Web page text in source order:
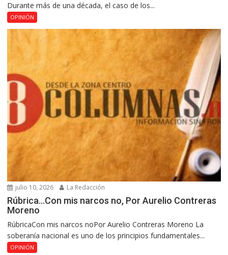
Durante más de una década, el caso de los...
OPINIÓN
julio 10, 2026 La Redacción
Rúbrica…Con mis narcos no, Por Aurelio Contreras
Moreno
RúbricaCon mis narcos noPor Aurelio Contreras Moreno La
soberanía nacional es uno de los principios fundamentales...
OPINIÓN